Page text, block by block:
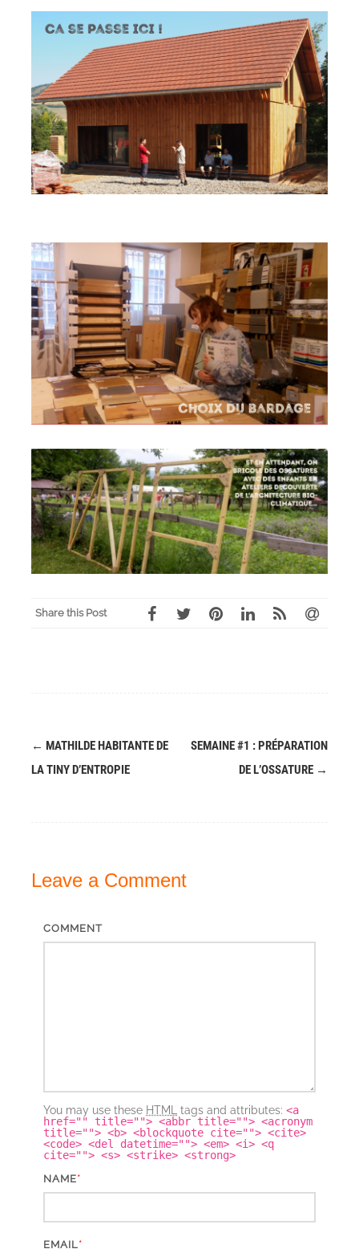
Share this Post
Post
← MATHILDE HABITANTE DE
LA TINY D’ENTROPIE
SEMAINE #1 : PRÉPARATION
DE L’OSSATURE →
Leave a Comment
COMMENT
You may use these HTML tags and attributes: <a
href="" title=""> <abbr title=""> <acronym
title=""> <b> <blockquote cite=""> <cite>
<code> <del datetime=""> <em> <i> <q
cite=""> <s> <strike> <strong>
NAME*
EMAIL*